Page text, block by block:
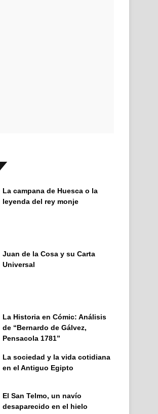
La campana de Huesca o la
leyenda del rey monje
Juan de la Cosa y su Carta
Universal
La Historia en Cómic: Análisis
de “Bernardo de Gálvez,
Pensacola 1781”
La sociedad y la vida cotidiana
en el Antiguo Egipto
El San Telmo, un navío
desaparecido en el hielo